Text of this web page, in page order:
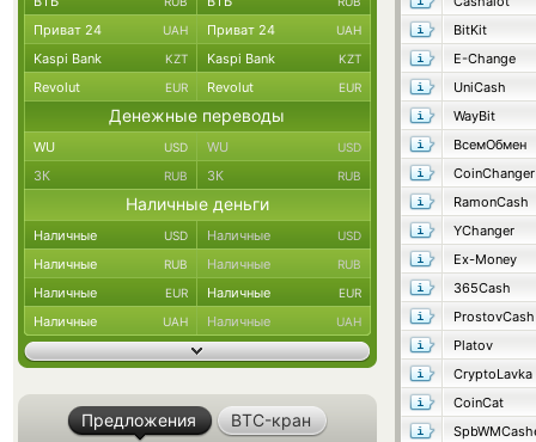
BitKit
E-Change
UniCash
WayBit
ВсемОбмен
CoinChanger
RamonCash
YChanger
Ex-Money
365Cash
ProstovCash
Platov
CryptoLavka
CoinCat
Приват 24 UAH Приват 24 UAH
Kaspi Bank KZT Kaspi Bank KZT
Revolut EUR Revolut EUR
Денежные переводы
WU USD WU USD
ЗК RUB ЗК RUB
Наличные деньги
Наличные USD Наличные USD
Наличные RUB Наличные RUB
Наличные EUR Наличные EUR
Наличные UAH Наличные UAH
Предложения BTC-кран